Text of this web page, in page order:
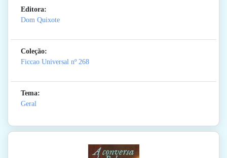
Editora:
Dom Quixote
Coleção:
Ficcao Universal nº 268
Tema:
Geral